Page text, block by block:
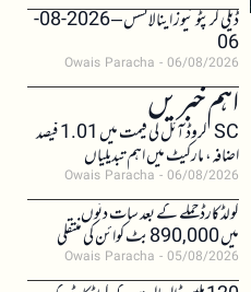
ڈیلی کرپٹو نیوز اینالائسس – 2026-08-
06
Owais Paracha 06/08/2026
اہم خبریں SC کروڈ آئل کی قیمت میں 1.01 فیصد
اضافہ، مارکیٹ میں اہم تبدیلیاں
Owais Paracha 06/08/2026
کولڈکارڈ حملے کے بعد سات دنوں
میں 890,000 بٹ کوائن کی منتقلی
Owais Paracha 05/08/2026